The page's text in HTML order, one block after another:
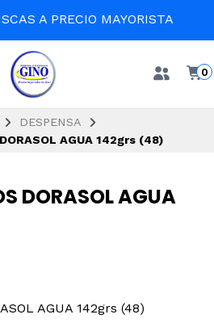
A PRECIO MAYORISTA
0
DESPENSA
AGUA 142grs (48)
DORASOL AGUA
AGUA 142grs (48)